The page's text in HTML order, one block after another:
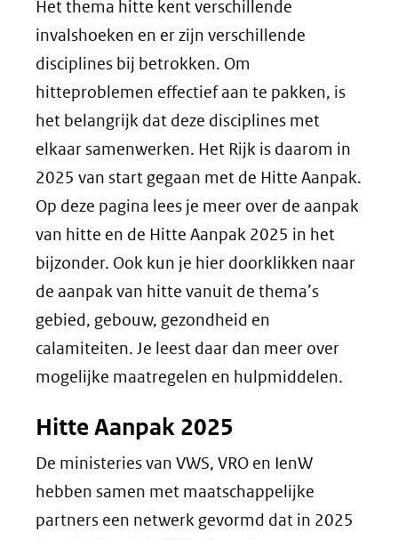
Het thema hitte kent verschillende
invalshoeken en er zijn verschillende
disciplines bij betrokken. Om
hitteproblemen effectief aan te pakken, is
het belangrijk dat deze disciplines met
elkaar samenwerken. Het Rijk is daarom in
2025 van start gegaan met de Hitte Aanpak.
Op deze pagina lees je meer over de aanpak
van hitte en de Hitte Aanpak 2025 in het
bijzonder. Ook kun je hier doorklikken naar
de aanpak van hitte vanuit de thema’s
gebied, gebouw, gezondheid en
calamiteiten. Je leest daar dan meer over
mogelijke maatregelen en hulpmiddelen.
Hitte Aanpak 2025
De ministeries van VWS, VRO en IenW
hebben samen met maatschappelijke
partners een netwerk gevormd dat in 2025